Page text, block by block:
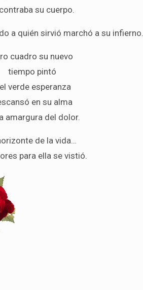
su cuerpo.
a quién sirvió marchó a su infierno.
cuadro su nuevo
tiempo pintó
verde esperanza
en su alma
amargura del dolor.
de la vida…
para ella se vistió.